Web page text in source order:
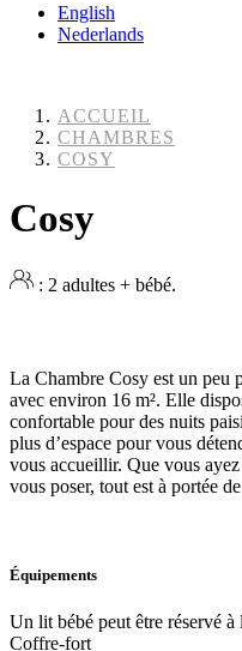
English
Nederlands
ACCUEIL
CHAMBRES
COSY
Cosy
: 2 adultes + bébé.
La Chambre Cosy est un peu
avec environ 16 m². Elle
confortable pour des nuits
plus d’espace pour vous
vous accueillir. Que vous
vous poser, tout est à portée
Équipements
Un lit bébé peut être réservé
Coffre-fort